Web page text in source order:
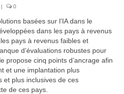
| 0
basées sur l’IA dans le
dans les pays à revenus
pays à revenus faibles et
d’évaluations robustes pour
propose cinq points d’ancrage afin
et une implantation plus
et plus inclusives de ces
de ces pays.